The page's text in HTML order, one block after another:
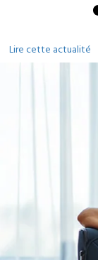
Lire cette actualité